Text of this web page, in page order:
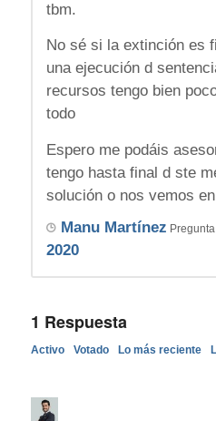
tbm.
No sé si la extinción es
una ejecución d
recursos tengo bien
todo
Espero me podáis
tengo hasta final d ste
solución o nos vemos
Manu Martínez
2020
1 Respuesta
Activo Votado Lo más reciente